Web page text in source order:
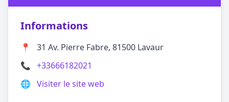
Informations
📍
31 Av. Pierre Fabre, 81500 Lavaur
📞 +33666182021
🌐 Visiter le site web